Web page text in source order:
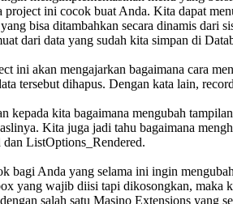
project ini cocok buat Anda. Kita dapat
bisa ditambahkan secara dinamis
dari data yang sudah kita simpan di
ini akan mengajarkan bagaimana cara
tersebut dihapus. Dengan kata lain,
kepada kita bagaimana mengubah
Kita juga jadi tahu bagaimana
ListOptions_Rendered.
bagi Anda yang selama ini ingin
yang wajib diisi tapi dikosongkan, maka
salah satu Masino Extensions yang